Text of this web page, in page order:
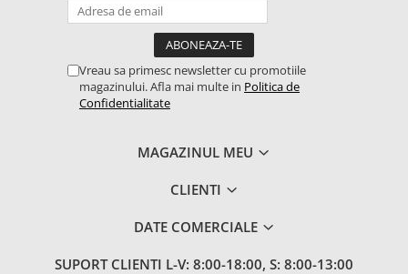
2.4.2. Piese Greble
2.4.4. Combine
Vreau sa primesc newsletter cu promotiile
magazinului. Afla mai multe in Politica de
Confidentialitate
MAGAZINUL MEU
CLIENTI
DATE COMERCIALE
SUPORT CLIENTI L-V: 8:00-18:00, S: 8:00-13:00